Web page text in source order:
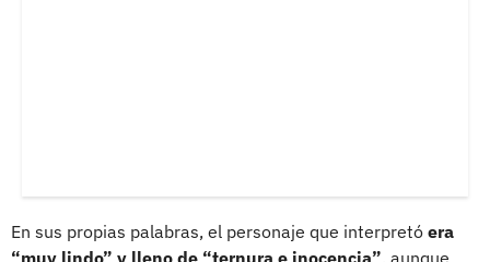
En sus propias palabras, el personaje que interpretó era